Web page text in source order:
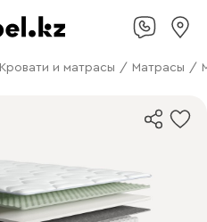
Кровати и матрасы / Матрасы /